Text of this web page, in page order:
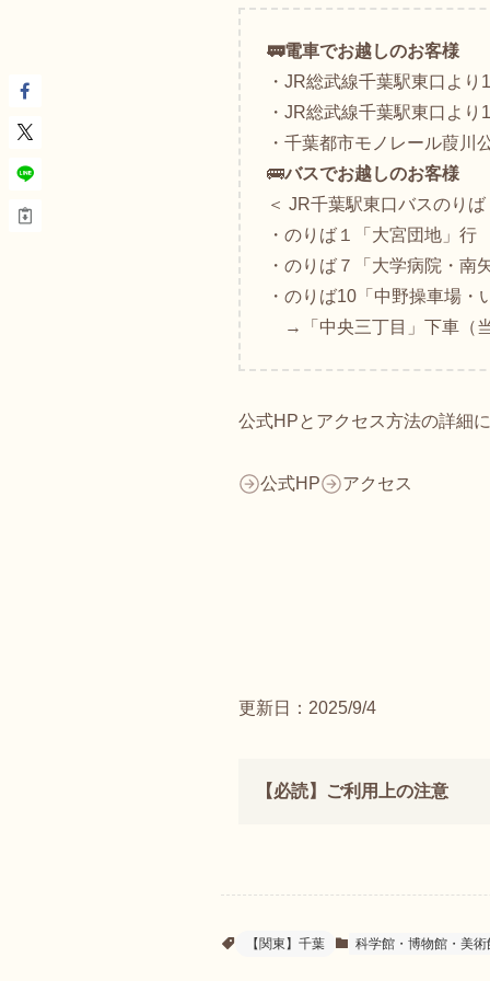
🚃電車でお越しのお客様
・JR総武線千葉駅東口よ
・JR総武線千葉駅東口よ
・千葉都市モノレール葭川
🚌バスでお越しのお客様
＜ JR千葉駅東口バスのりば
・のりば１「大宮団地」行
・のりば７「大学病院・南
・のりば10「中野操車場
→「中央三丁目」下車（
公式HPとアクセス方法の詳細
公式HP アクセス
更新日：2025/9/4
【必読】ご利用上の注意
【関東】千葉 科学館・博物館・美術